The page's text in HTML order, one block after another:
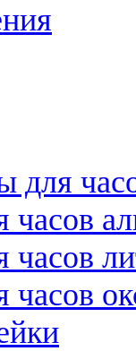
для
часов
часов
часов